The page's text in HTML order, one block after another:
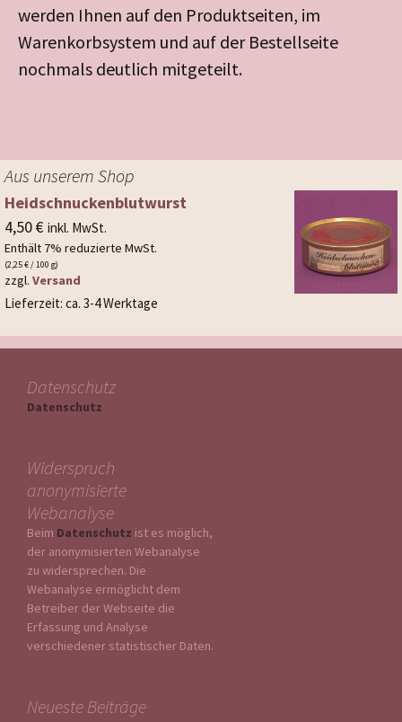
werden Ihnen auf den Produktseiten, im
Warenkorbsystem und auf der Bestellseite
nochmals deutlich mitgeteilt.
Aus unserem Shop
Heidschnuckenblutwurst
4,50€ inkl. MwSt.
Enthält 7% reduzierte MwSt.
(2,25€/ 100 g)
zzgl. Versand
Lieferzeit: ca. 3-4 Werktage
Datenschutz
Datenschutz
Widerspruch
anonymisierte
Webanalyse
Beim Datenschutz ist es möglich,
der anonymisierten Webanalyse
zu widersprechen. Die
Webanalyse ermöglicht dem
Betreiber der Webseite die
Erfassung und Analyse
verschiedener statistischer Daten.
Neueste Beiträge